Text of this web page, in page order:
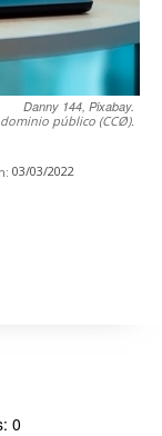
Danny 144, Pixabay.
público (CCØ).
03/03/2022
0